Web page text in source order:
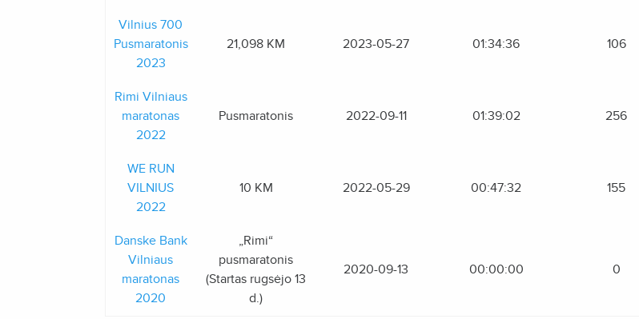
Vilnius 700
Pusmaratonis
2023
21,098 KM 2023-05-27 01:34:36 106
Rimi Vilniaus
maratonas
2022
Pusmaratonis 2022-09-11 01:39:02 256
WE RUN
VILNIUS
2022
10 KM 2022-05-29 00:47:32 155
Danske Bank
Vilniaus
maratonas
2020
„Rimi“
pusmaratonis
(Startas rugsėjo 13
d.)
2020-09-13 00:00:00 0